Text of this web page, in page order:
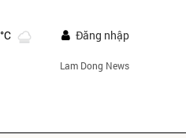
Đăng nhập
Lam Dong News